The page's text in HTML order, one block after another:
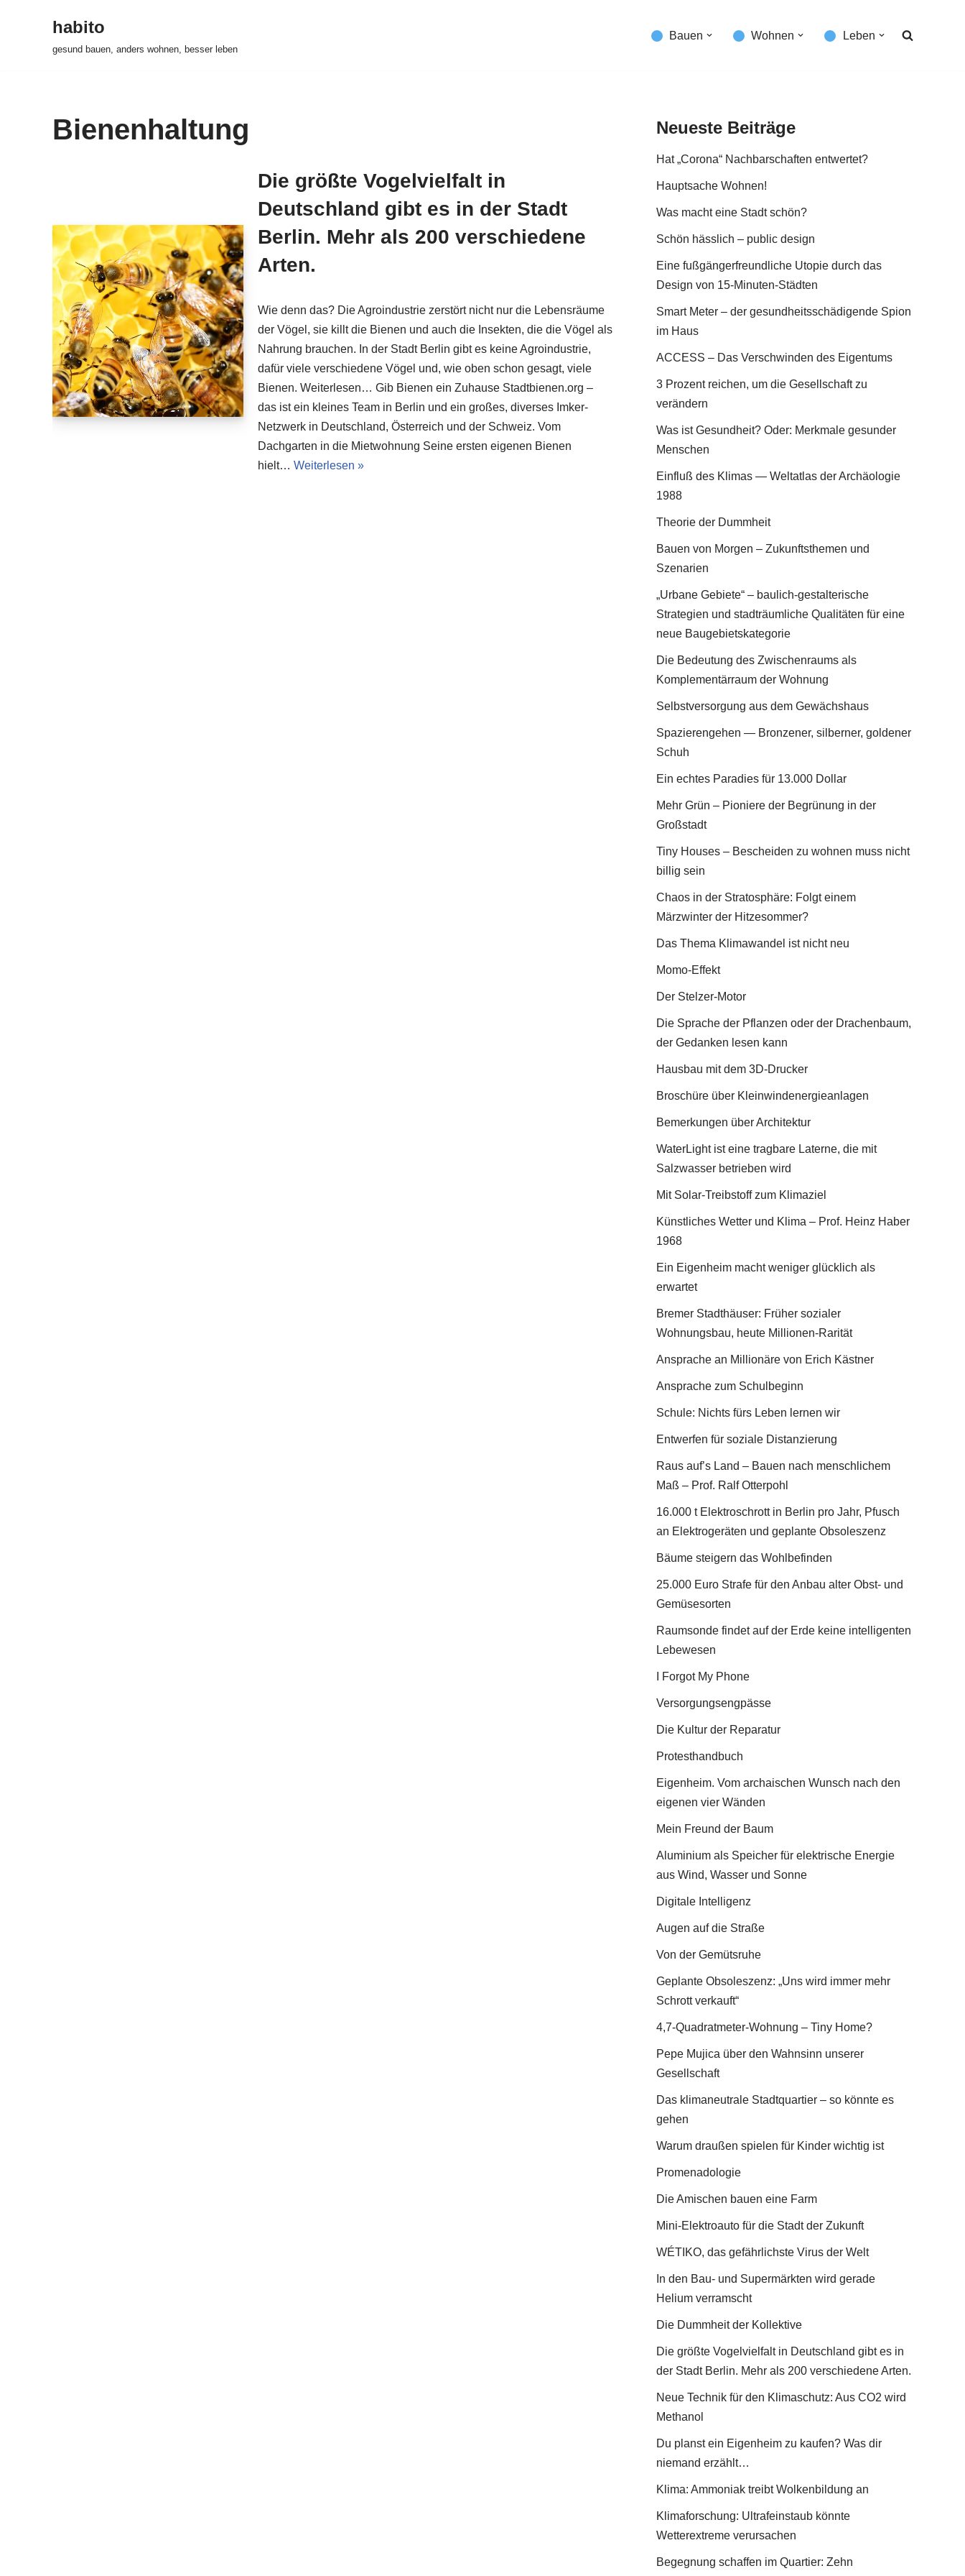
habito
gesund bauen, anders wohnen, besser leben
Bauen Wohnen Leben
Bienenhaltung
Die größte Vogelvielfalt in
Deutschland gibt es in der Stadt
Berlin. Mehr als 200 verschiedene
Arten.
Wie denn das? Die Agroindustrie zerstört nicht nur die Lebensräume
der Vögel, sie killt die Bienen und auch die Insekten, die die Vögel als
Nahrung brauchen. In der Stadt Berlin gibt es keine Agroindustrie,
dafür viele verschiedene Vögel und, wie oben schon gesagt, viele
Bienen. Weiterlesen… Gib Bienen ein Zuhause Stadtbienen.org –
das ist ein kleines Team in Berlin und ein großes, diverses Imker-
Netzwerk in Deutschland, Österreich und der Schweiz. Vom
Dachgarten in die Mietwohnung Seine ersten eigenen Bienen
hielt… Weiterlesen »
Neueste Beiträge
Hat „Corona“ Nachbarschaften entwertet?
Hauptsache Wohnen!
Was macht eine Stadt schön?
Schön hässlich – public design
Eine fußgängerfreundliche Utopie durch das
Design von 15-Minuten-Städten
Smart Meter – der gesundheitsschädigende Spion
im Haus
ACCESS – Das Verschwinden des Eigentums
3 Prozent reichen, um die Gesellschaft zu
verändern
Was ist Gesundheit? Oder: Merkmale gesunder
Menschen
Einfluß des Klimas — Weltatlas der Archäologie
1988
Theorie der Dummheit
Bauen von Morgen – Zukunftsthemen und
Szenarien
„Urbane Gebiete“ – baulich-gestalterische
Strategien und stadträumliche Qualitäten für eine
neue Baugebietskategorie
Die Bedeutung des Zwischenraums als
Komplementärraum der Wohnung
Selbstversorgung aus dem Gewächshaus
Spazierengehen — Bronzener, silberner, goldener
Schuh
Ein echtes Paradies für 13.000 Dollar
Mehr Grün – Pioniere der Begrünung in der
Großstadt
Tiny Houses – Bescheiden zu wohnen muss nicht
billig sein
Chaos in der Stratosphäre: Folgt einem
Märzwinter der Hitzesommer?
Das Thema Klimawandel ist nicht neu
Momo-Effekt
Der Stelzer-Motor
Die Sprache der Pflanzen oder der Drachenbaum,
der Gedanken lesen kann
Hausbau mit dem 3D-Drucker
Broschüre über Kleinwindenergieanlagen
Bemerkungen über Architektur
WaterLight ist eine tragbare Laterne, die mit
Salzwasser betrieben wird
Mit Solar-Treibstoff zum Klimaziel
Künstliches Wetter und Klima – Prof. Heinz Haber
1968
Ein Eigenheim macht weniger glücklich als
erwartet
Bremer Stadthäuser: Früher sozialer
Wohnungsbau, heute Millionen-Rarität
Ansprache an Millionäre von Erich Kästner
Ansprache zum Schulbeginn
Schule: Nichts fürs Leben lernen wir
Entwerfen für soziale Distanzierung
Raus auf’s Land – Bauen nach menschlichem
Maß – Prof. Ralf Otterpohl
16.000 t Elektroschrott in Berlin pro Jahr, Pfusch
an Elektrogeräten und geplante Obsoleszenz
Bäume steigern das Wohlbefinden
25.000 Euro Strafe für den Anbau alter Obst- und
Gemüsesorten
Raumsonde findet auf der Erde keine intelligenten
Lebewesen
I Forgot My Phone
Versorgungsengpässe
Die Kultur der Reparatur
Protesthandbuch
Eigenheim. Vom archaischen Wunsch nach den
eigenen vier Wänden
Mein Freund der Baum
Aluminium als Speicher für elektrische Energie
aus Wind, Wasser und Sonne
Digitale Intelligenz
Augen auf die Straße
Von der Gemütsruhe
Geplante Obsoleszenz: „Uns wird immer mehr
Schrott verkauft“
4,7-Quadratmeter-Wohnung – Tiny Home?
Pepe Mujica über den Wahnsinn unserer
Gesellschaft
Das klimaneutrale Stadtquartier – so könnte es
gehen
Warum draußen spielen für Kinder wichtig ist
Promenadologie
Die Amischen bauen eine Farm
Mini-Elektroauto für die Stadt der Zukunft
WÉTIKO, das gefährlichste Virus der Welt
In den Bau- und Supermärkten wird gerade
Helium verramscht
Die Dummheit der Kollektive
Die größte Vogelvielfalt in Deutschland gibt es in
der Stadt Berlin. Mehr als 200 verschiedene Arten.
Neue Technik für den Klimaschutz: Aus CO2 wird
Methanol
Du planst ein Eigenheim zu kaufen? Was dir
niemand erzählt…
Klima: Ammoniak treibt Wolkenbildung an
Klimaforschung: Ultrafeinstaub könnte
Wetterextreme verursachen
Begegnung schaffen im Quartier: Zehn